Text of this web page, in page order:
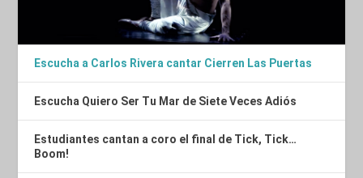
Escucha a Carlos Rivera cantar Cierren Las Puertas
Escucha Quiero Ser Tu Mar de Siete Veces Adiós
Estudiantes cantan a coro el final de Tick, Tick…
Boom!